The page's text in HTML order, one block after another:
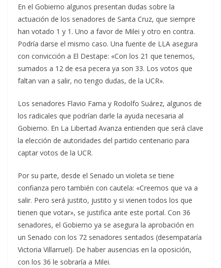
En el Gobierno algunos presentan dudas sobre la
actuación de los senadores de Santa Cruz, que siempre
han votado 1 y 1. Uno a favor de Milei y otro en contra.
Podría darse el mismo caso. Una fuente de LLA asegura
con convicción a El Destape: «Con los 21 que tenemos,
sumados a 12 de esa pecera ya son 33. Los votos que
faltan van a salir, no tengo dudas, de la UCR».
Los senadores Flavio Fama y Rodolfo Suárez, algunos de
los radicales que podrían darle la ayuda necesaria al
Gobierno. En La Libertad Avanza entienden que será clave
la elección de autoridades del partido centenario para
captar votos de la UCR.
Por su parte, desde el Senado un violeta se tiene
confianza pero también con cautela: «Creemos que va a
salir. Pero será justito, justito y si vienen todos los que
tienen que votar», se justifica ante este portal. Con 36
senadores, el Gobierno ya se asegura la aprobación en
un Senado con los 72 senadores sentados (desempataría
Victoria Villarruel). De haber ausencias en la oposición,
con los 36 le sobraría a Milei.